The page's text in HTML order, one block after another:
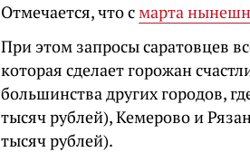
Отмечается, что смарта
При этом запросы саратовцев
которая сделает горожан
большинства других городов,
тысяч рублей), Кемерово и
тысяч рублей).